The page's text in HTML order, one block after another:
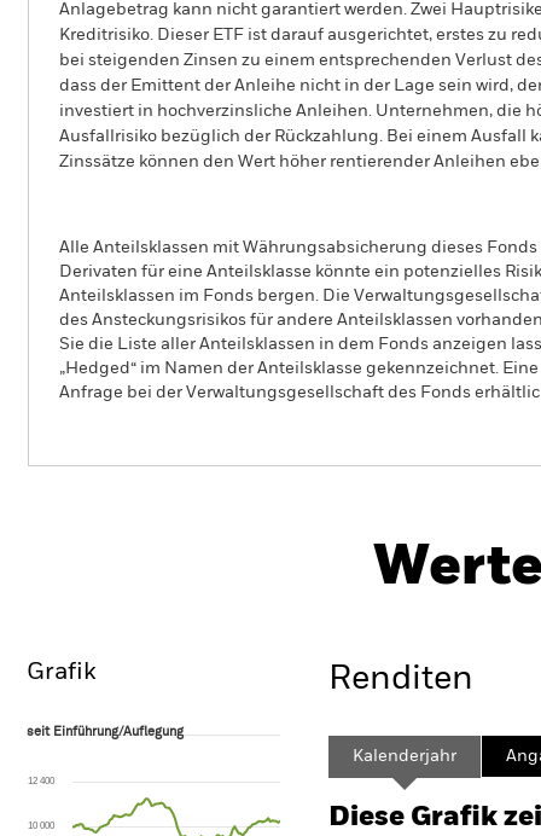
Anlagebetrag kann nicht garantiert werden. Zwei
Kreditrisiko. Dieser ETF ist darauf ausgerichtet, erstes zu
bei steigenden Zinsen zu einem entsprechenden Verlust
dass der Emittent der Anleihe nicht in der Lage sein wird,
investiert in hochverzinsliche Anleihen. Unternehmen, die
Ausfallrisiko bezüglich der Rückzahlung. Bei einem Ausfall
Zinssätze können den Wert höher rentierender Anleihen
Alle Anteilsklassen mit Währungsabsicherung dieses
Derivaten für eine Anteilsklasse könnte ein potenzielles
Anteilsklassen im Fonds bergen. Die
des Ansteckungsrisikos für andere Anteilsklassen
Sie die Liste aller Anteilsklassen in dem Fonds anzeigen
„Hedged“ im Namen der Anteilsklasse gekennzeichnet.
Anfrage bei der Verwaltungsgesellschaft des Fonds
Grafik
seit Einführung/Auflegung
The chart has 1 X axis displaying Time. Range: 2017-11-01 00:00:00 to
The chart has 1 Y axis displaying values. Range: -24 to 48.
seit Einführung/Auflegung
10 000
12 400
Renditen
Kalenderjahr
Diese Grafik